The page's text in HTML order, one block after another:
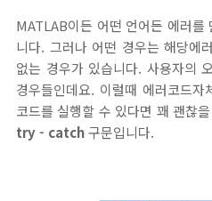
MATLAB이든 어떤 언어든 에러를
니다. 그러나 어떤 경우는 해당에
없는 경우가 있습니다. 사용자의
경우들인데요. 이럴때 에러코드
코드를 실행할 수 있다면 꽤 괜찮
try - catch구문입니다.